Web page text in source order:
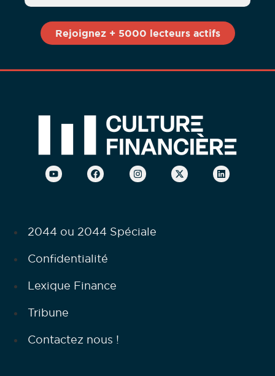
2044 ou 2044 Spéciale
Confidentialité
Lexique Finance
Tribune
Contactez nous !